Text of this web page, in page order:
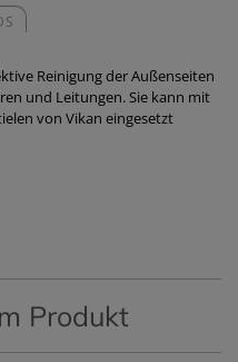
Reinigung der Außenseiten
und Leitungen. Sie kann mit
von Vikan eingesetzt
Produkt